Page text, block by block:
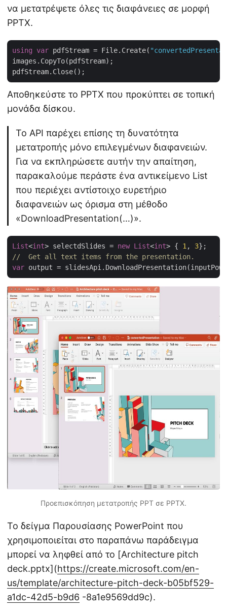
να μετατρέψετε όλες τις διαφάνειες σε μορφή
PPTX.
using var pdfStream = File.Create(
images.CopyTo(pdfStream);
Αποθηκεύστε το PPTX που προκύπτει σε τοπική
μονάδα δίσκου.
Το API παρέχει επίσης τη δυνατότητα
μετατροπής μόνο επιλεγμένων διαφανειών.
Για να εκπληρώσετε αυτήν την απαίτηση,
παρακαλούμε περάστε ένα αντικείμενο List
που περιέχει αντίστοιχο ευρετήριο
διαφανειών ως όρισμα στη μέθοδο
«DownloadPresentation(…)».
List<int> selectdSlides = new List<int> { 1 , 3
//  Get all text items from the presentation.
var
Προεπισκόπηση μετατροπής PPT σε PPTX.
Το δείγμα Παρουσίασης PowerPoint που
χρησιμοποιείται στο παραπάνω παράδειγμα
μπορεί να ληφθεί από το [Architecture pitch
deck.pptx](https://create.microsoft.com/en-
us/template/architecture-pitch-deck-b05bf529-
a1dc-42d5-b9d6 -8a1e9569dd9c).